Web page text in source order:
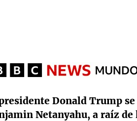
Donald Trump
Netanyahu, a raíz